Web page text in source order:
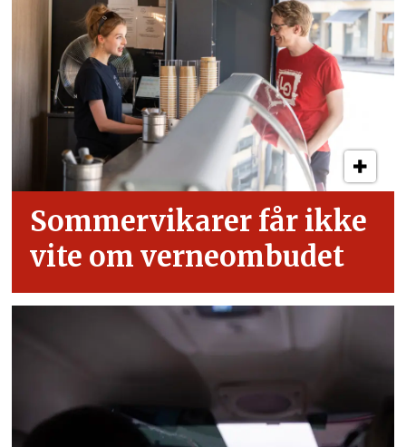
Sommervikarer får ikke
vite om verneombudet